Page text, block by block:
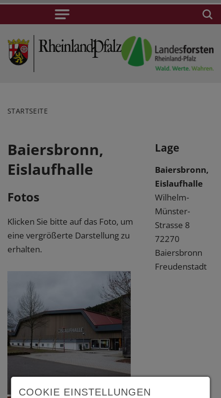
STARTSEITE
Baiersbronn,
Eislaufhalle
Fotos
Klicken Sie bitte auf das Foto, um
eine vergrößerte Darstellung zu
erhalten.
Lage
Baiersbronn,
Eislaufhalle
Wilhelm-
Münster-
Strasse 8
72270
Baiersbronn
Freudenstadt
COOKIE EINSTELLUNGEN